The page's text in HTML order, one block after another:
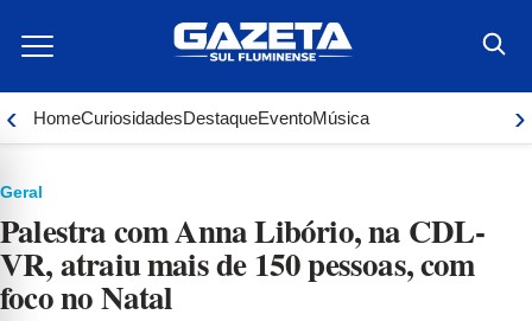
para
conteúdo
‹ HomeCuriosidadesDestaqueEventoMúsica ›
Geral
Palestra com Anna Libório, na CDL-
VR, atraiu mais de 150 pessoas, com
foco no Natal